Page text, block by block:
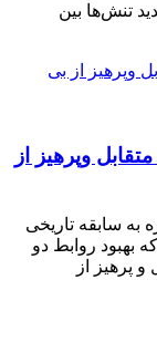
تنش‌ها بین
وپرهیز از
به سابقه تاریخی
بهبود روابط دو
پرهیز از